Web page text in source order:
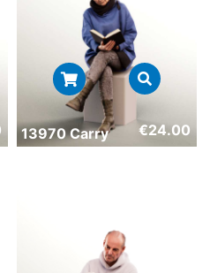
13970 Carry €24.00